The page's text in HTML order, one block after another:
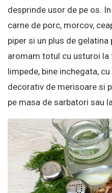
desprinde usor de pe os.
carne de porc, morcov,
piper si un plus de
aromam totul cu usturoi
limpede, bine inchegata,
decorativ de merisoare si
pe masa de sarbatori sau